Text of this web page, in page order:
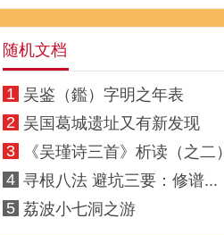
随机文档
1 吴鉴（鑑）字明之年表
2 吴国葛城遗址又有新发现
3
《吴瑾诗三首》析读（之二）
4 寻根八法 避坑三要：修谱...
5 荔波小七洞之游